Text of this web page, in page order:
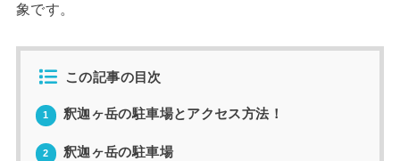
象です。
この記事の目次
1 釈迦ヶ岳の駐車場とアクセス方法！
2 釈迦ヶ岳の駐車場